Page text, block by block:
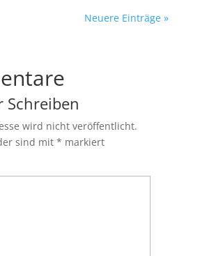
Neuere Einträge »
Schreiben
wird nicht veröffentlicht.
sind mit * markiert